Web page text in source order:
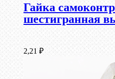
Гайка
шестигранная
2,21 ₽